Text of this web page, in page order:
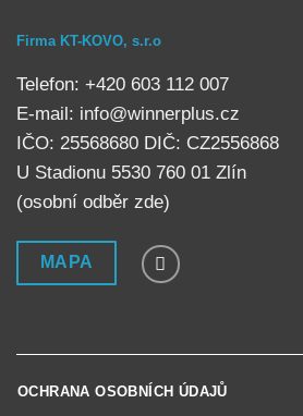
Firma KT-KOVO, s.r.o
Telefon: +420 603 112 007
E-mail: info@winnerplus.cz
IČO: 25568680 DIČ: CZ2556868
U Stadionu 5530 760 01 Zlín
(osobní odběr zde)
MAPA
OCHRANA OSOBNÍCH ÚDAJŮ